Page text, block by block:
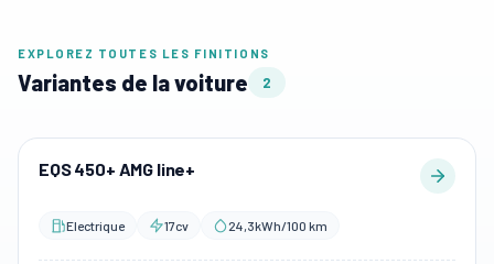
EXPLOREZ TOUTES LES FINITIONS
Variantes de la voiture 2
EQS 450+ AMG line+
Electrique 17cv 24,3kWh/100 km